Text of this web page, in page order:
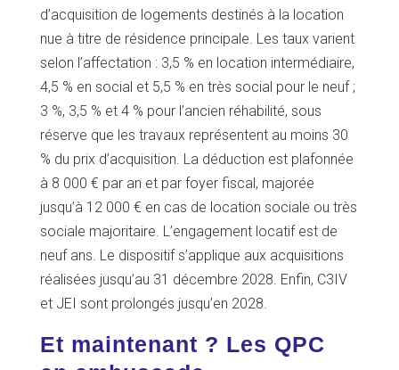
d’acquisition de logements destinés à la location
nue à titre de résidence principale. Les taux varient
selon l’affectation : 3,5 % en location intermédiaire,
4,5 % en social et 5,5 % en très social pour le neuf ;
3 %, 3,5 % et 4 % pour l’ancien réhabilité, sous
réserve que les travaux représentent au moins 30
% du prix d’acquisition. La déduction est plafonnée
à 8 000 € par an et par foyer fiscal, majorée
jusqu’à 12 000 € en cas de location sociale ou très
sociale majoritaire. L’engagement locatif est de
neuf ans. Le dispositif s’applique aux acquisitions
réalisées jusqu’au 31 décembre 2028. Enfin, C3IV
et JEI sont prolongés jusqu’en 2028.
Et maintenant ? Les QPC